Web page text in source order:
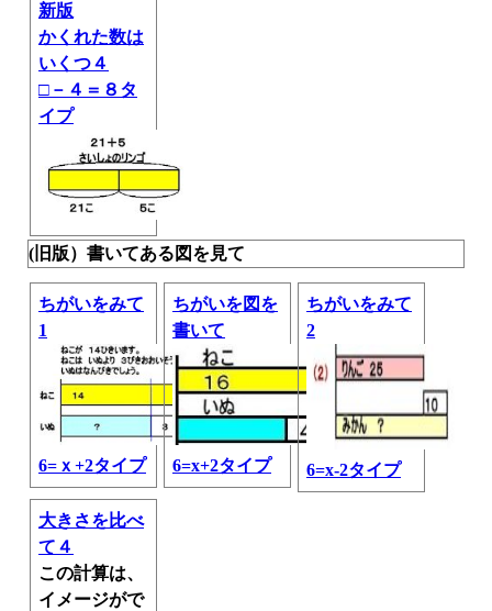
新版
かくれた数は
いくつ４
□－４＝８タ
イプ
(旧版）書いてある図を見て
ちがいをみて
1
6=ｘ+2タイプ
ちがいを図を
書いて
6=x+2タイプ
ちがいをみて
2
6=x-2タイプ
大きさを比べ
て４
この計算は、
イメージがで